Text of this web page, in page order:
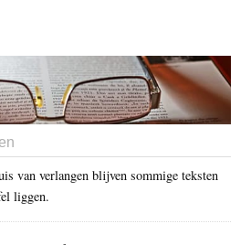
van verlangen blijven sommige teksten
liggen.